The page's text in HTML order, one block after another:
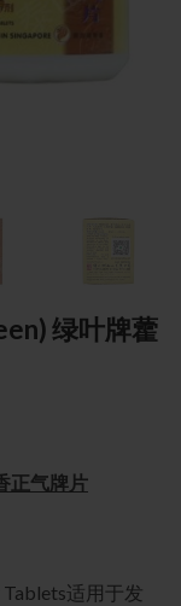
绿叶牌藿
正气牌片
Tablets适用于发